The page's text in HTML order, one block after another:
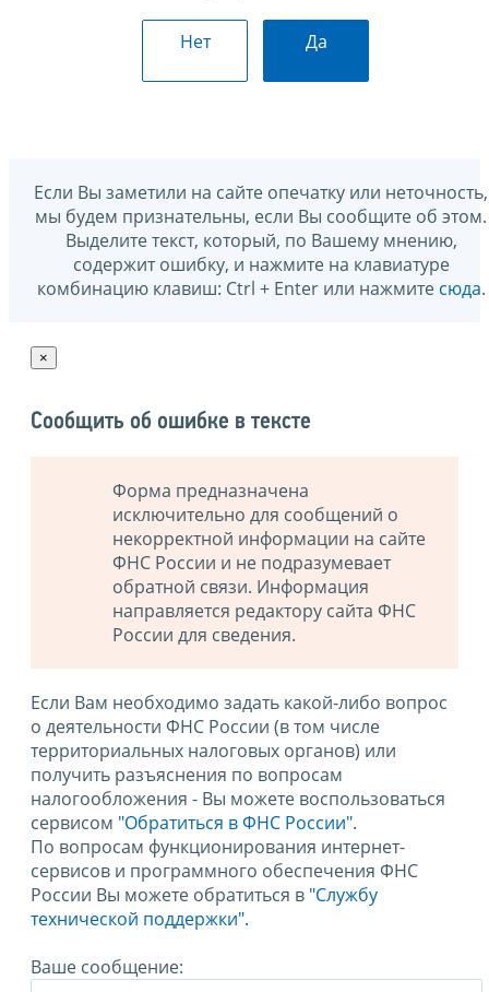
Нет Да
Если Вы заметили на сайте опечатку или неточность,
мы будем признательны, если Вы сообщите об этом.
Выделите текст, который, по Вашему мнению,
содержит ошибку, и нажмите на клавиатуре
комбинацию клавиш: Ctrl + Enter или нажмите сюда.
×
Сообщить об ошибке в тексте
Форма предназначена
исключительно для сообщений о
некорректной информации на сайте
ФНС России и не подразумевает
обратной связи. Информация
направляется редактору сайта ФНС
России для сведения.
Если Вам необходимо задать какой-либо вопрос
о деятельности ФНС России (в том числе
территориальных налоговых органов) или
получить разъяснения по вопросам
налогообложения - Вы можете воспользоваться
сервисом "Обратиться в ФНС России".
По вопросам функционирования интернет-
сервисов и программного обеспечения ФНС
России Вы можете обратиться в "Службу
технической поддержки".
Ваше сообщение: